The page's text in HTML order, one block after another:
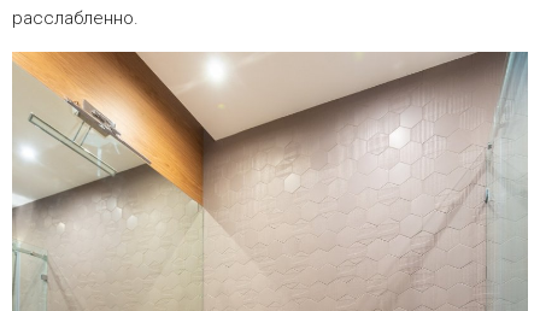
расслабленно.